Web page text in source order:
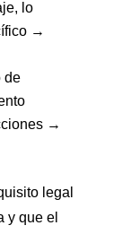
lo
→
de
→
legal
y que el